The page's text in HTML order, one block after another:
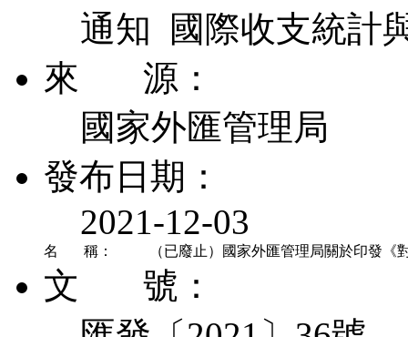
通知 國際收支統計
來 源：
國家外匯管理局
發布日期：
2021-12-03
名 稱： （已廢止）國家外匯管理局關於印發
文 號：